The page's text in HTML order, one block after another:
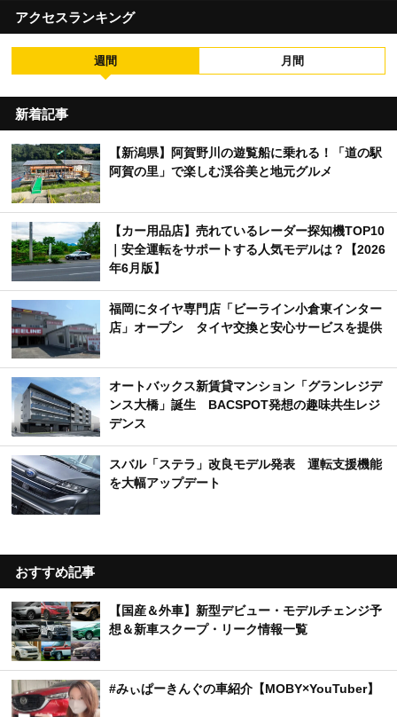
アクセスランキング
週間 月間
新着記事
【新潟県】阿賀野川の遊覧船に乗れる！「道の駅
阿賀の里」で楽しむ渓谷美と地元グルメ
【カー用品店】売れているレーダー探知機TOP10
｜安全運転をサポートする人気モデルは？【2026
年6月版】
福岡にタイヤ専門店「ビーライン小倉東インター
店」オープン タイヤ交換と安心サービスを提供
オートバックス新賃貸マンション「グランレジデ
ンス大橋」誕生 BACSPOT発想の趣味共生レジ
デンス
スバル「ステラ」改良モデル発表 運転支援機能
を大幅アップデート
おすすめ記事
【国産＆外車】新型デビュー・モデルチェンジ予
想＆新車スクープ・リーク情報一覧
#みぃぱーきんぐの車紹介【MOBY×YouTuber】